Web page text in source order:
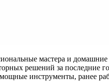
мастера и
решений за
инструменты, ранее